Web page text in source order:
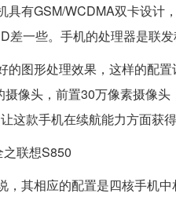
GSM/WCDMA双卡设计，
差一些。手机的处理器是联
形处理效果，这样的配置
像头，前置30万像素摄像
这款手机在续航能力方面获
联想S850
相应的配置是四核手机中